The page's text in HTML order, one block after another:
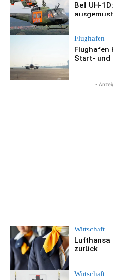
Bell UH-
Flughafen
Flughafen
Start- und
-
Wirtschaft
Lufthansa
zurück
Wirtschaft